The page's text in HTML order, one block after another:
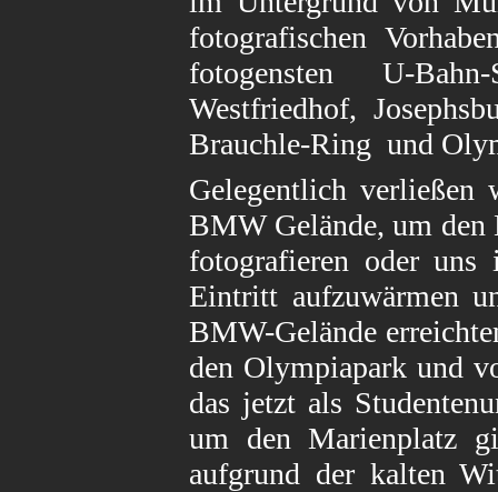
fotografischen
fotogensten U-
Westfriedhof,
Brauchle-Ring und
Gelegentlich verließen
BMW Gelände, um
fotografieren oder
Eintritt aufzuwärmen
BMW-Gelände
den Olympiapark und
das jetzt als
um den Marienplatz
aufgrund der kalten